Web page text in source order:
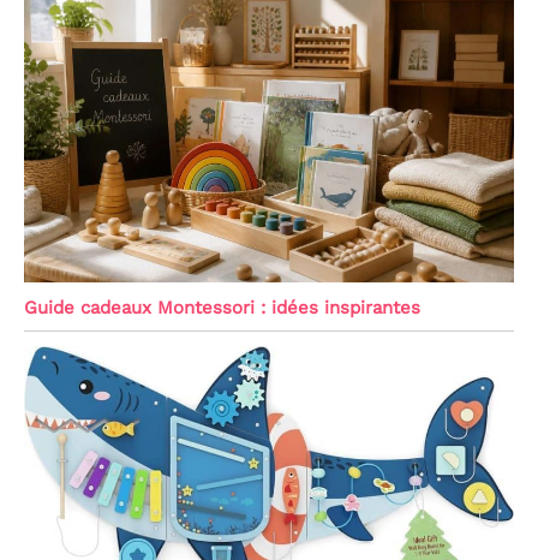
Guide cadeaux Montessori : idées inspirantes